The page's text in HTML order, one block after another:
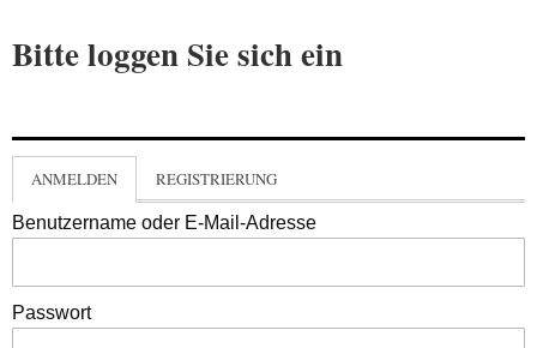
Bitte loggen Sie sich ein
ANMELDEN REGISTRIERUNG
Benutzername oder E-Mail-Adresse
Passwort